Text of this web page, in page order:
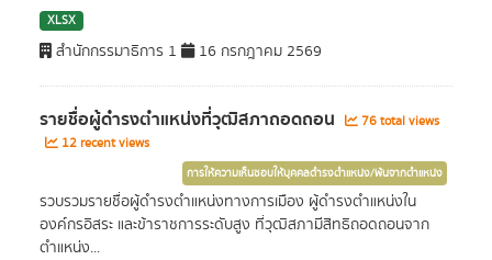
XLSX
สำนักกรรมาธิการ 1 16 กรกฎาคม 2569
รายชื่อผู้ดำรงตำแหน่งที่วุฒิสภาถอดถอน
76 total views
12 recent views
การให้ความเห็นชอบให้บุคคลดำรงตำแหน่ง/พ้นจากตำแหน่ง
รวบรวมรายชื่อผู้ดำรงตำแหน่งทางการเมือง ผู้ดำรงตำแหน่งใน
องค์กรอิสระ และข้าราชการระดับสูง ที่วุฒิสภามีสิทธิถอดถอนจาก
ตำแหน่ง...